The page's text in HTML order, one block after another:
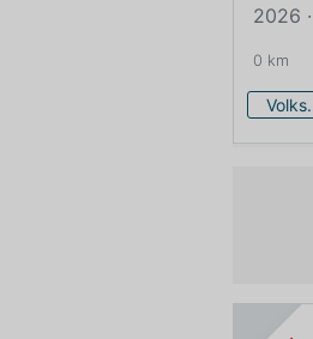
2026
0 km